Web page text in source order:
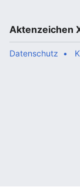
Aktenzeichen
Datenschutz